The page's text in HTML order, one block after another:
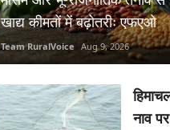
खाद्य कीमतों में बढ़ोतरीः एफएओ
Team RuralVoice Aug 9, 2026
नाव